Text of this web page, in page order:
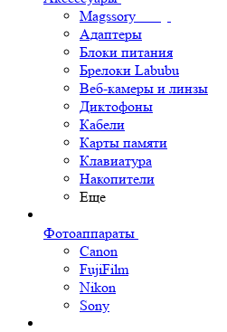
Magssory
Адаптеры
Блоки питания
Брелоки Labubu
Веб-камеры и линзы
Диктофоны
Кабели
Карты памяти
Клавиатура
Накопители
Еще
Фотоаппараты
Canon
FujiFilm
Nikon
Sony